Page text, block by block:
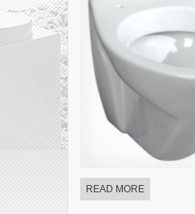
READ MORE